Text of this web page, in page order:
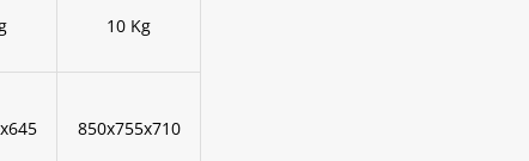
10 Kg
850x755x710